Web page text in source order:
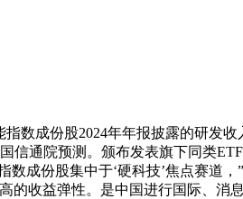
成份股2024年年报披露的研发收
通院预测。颁布发表旗下同类
成份股集中于‘硬科技’焦点赛道
的收益弹性。是中国进行国际、